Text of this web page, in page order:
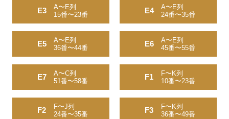
E3
A〜E列
15番〜23番
E4
A〜E列
24番〜35番
E5
A〜E列
36番〜44番
E6
A〜E列
45番〜55番
E7
A〜C列
51番〜58番
F1
F〜K列
10番〜23番
F2
F〜J列
24番〜35番
F3
F〜K列
36番〜49番